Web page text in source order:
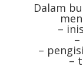
Dalam
–
–
–